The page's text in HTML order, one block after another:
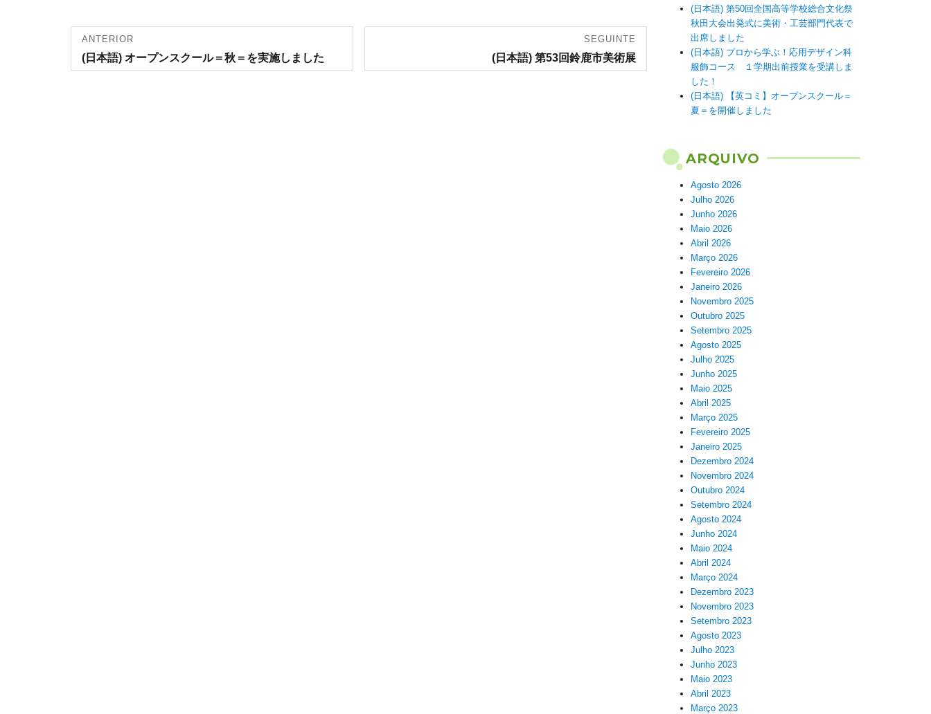
Navegação
de artigos
ANTERIOR
Artigo
anterior:
(日本語) オープンスクール＝秋＝を実施しました
SEGUINTE
(日本語) 第53回鈴鹿市美術展
(日本語) 第50回全国高等学校総合文化祭
秋田大会出発式に美術・工芸部門代表で
出席しました
(日本語) プロから学ぶ！応用デザイン科
服飾コース １学期出前授業を受講しま
した！
(日本語) 【英コミ】オープンスクール＝
夏＝を開催しました
ARQUIVO
Agosto 2026
Julho 2026
Junho 2026
Maio 2026
Abril 2026
Março 2026
Fevereiro 2026
Janeiro 2026
Novembro 2025
Outubro 2025
Setembro 2025
Agosto 2025
Julho 2025
Junho 2025
Maio 2025
Abril 2025
Março 2025
Fevereiro 2025
Janeiro 2025
Dezembro 2024
Novembro 2024
Outubro 2024
Setembro 2024
Agosto 2024
Junho 2024
Maio 2024
Abril 2024
Março 2024
Dezembro 2023
Novembro 2023
Setembro 2023
Agosto 2023
Julho 2023
Junho 2023
Maio 2023
Abril 2023
Março 2023